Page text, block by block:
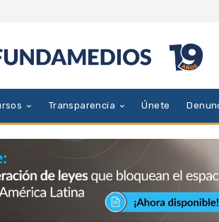
Transparencia Únete